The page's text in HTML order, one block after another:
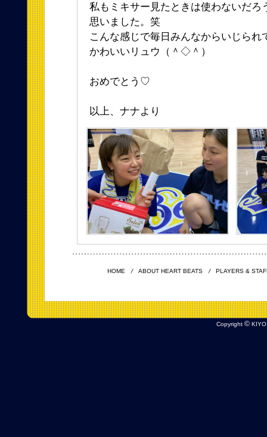
私もミキサー見たときは使わないだろ
思いました。笑
こんな感じで毎日みんなからいじられ
かわいいリュウ（＾◇＾）
おめでとう♡
以上、ナナより
HOME ABOUT HEART BEATS PLAYERS &
Copyright ©KIYO